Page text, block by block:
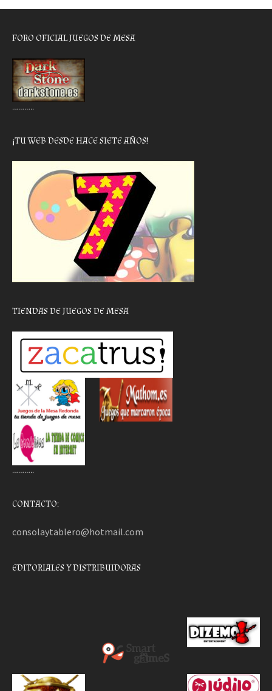
FORO OFICIAL JUEGOS DE MESA
………..
¡TU WEB DESDE HACE SIETE AÑOS!
TIENDAS DE JUEGOS DE MESA
………..
CONTACTO:
consolaytablero@hotmail.com
EDITORIALES Y DISTRIBUIDORAS